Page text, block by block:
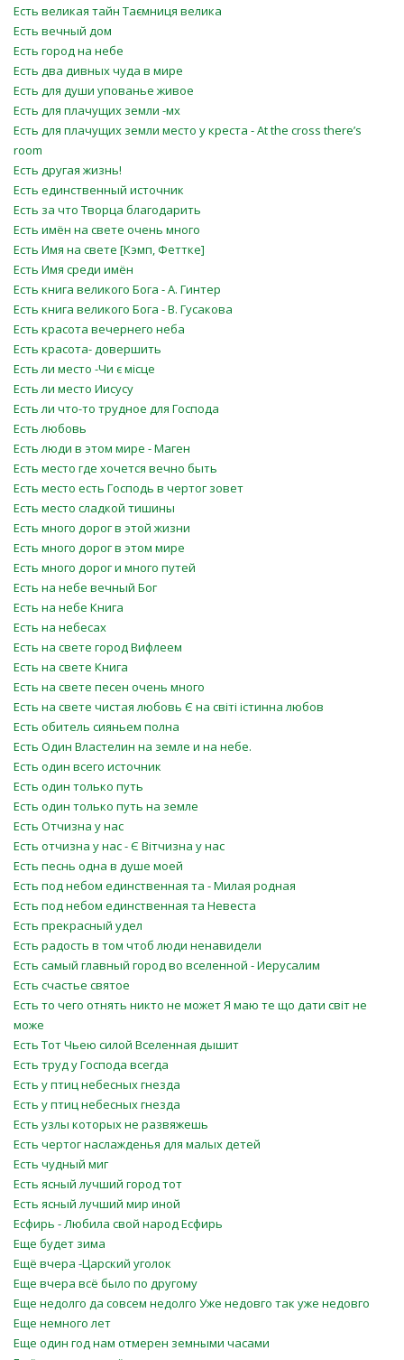
Есть великая тайн Таємниця велика
Есть вечный дом
Есть город на небе
Есть два дивных чуда в мире
Есть для души упованье живое
Есть для плачущих земли -мх
Есть для плачущих земли место у креста - At the cross there’s
room
Есть другая жизнь!
Есть единственный источник
Есть за что Творца благодарить
Есть имён на свете очень много
Есть Имя на свете [Кэмп, Феттке]
Есть Имя среди имён
Есть книга великого Бога - А. Гинтер
Есть книга великого Бога - В. Гусакова
Есть красота вечернего неба
Есть красота- довершить
Есть ли место -Чи є місце
Есть ли место Иисусу
Есть ли что-то трудное для Господа
Есть любовь
Есть люди в этом мире - Маген
Есть место где хочется вечно быть
Есть место есть Господь в чертог зовет
Есть место сладкой тишины
Есть много дорог в этой жизни
Есть много дорог в этом мире
Есть много дорог и много путей
Есть на небе вечный Бог
Есть на небе Книга
Есть на небесах
Есть на свете город Вифлеем
Есть на свете Книга
Есть на свете песен очень много
Есть на свете чистая любовь Є на світі істинна любов
Есть обитель сияньем полна
Есть Один Властелин на земле и на небе.
Есть один всего источник
Есть один только путь
Есть один только путь на земле
Есть Отчизна у нас
Есть отчизна у нас - Є Вітчизна у нас
Есть песнь одна в душе моей
Есть под небом единственная та - Милая родная
Есть под небом единственная та Невеста
Есть прекрасный удел
Есть радость в том чтоб люди ненавидели
Есть самый главный город во вселенной - Иерусалим
Есть счастье святое
Есть то чего отнять никто не может Я маю те що дати світ не
може
Есть Тот Чьею силой Вселенная дышит
Есть труд у Господа всегда
Есть у птиц небесных гнезда
Есть у птиц небесных гнезда
Есть узлы которых не развяжешь
Есть чертог наслажденья для малых детей
Есть чудный миг
Есть ясный лучший город тот
Есть ясный лучший мир иной
Есфирь - Любила свой народ Есфирь
Еще будет зима
Ещё вчера -Царский уголок
Еще вчера всё было по другому
Еще недолго да совсем недолго Уже недовго так уже недовго
Еще немного лет
Еще один год нам отмерен земными часами